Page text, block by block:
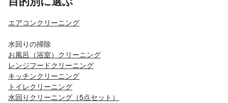
エアコンクリーニング
水回りの掃除
お風呂（浴室）クリーニング
レンジフードクリーニング
キッチンクリーニング
トイレクリーニング
水回りクリーニング（5点セット）